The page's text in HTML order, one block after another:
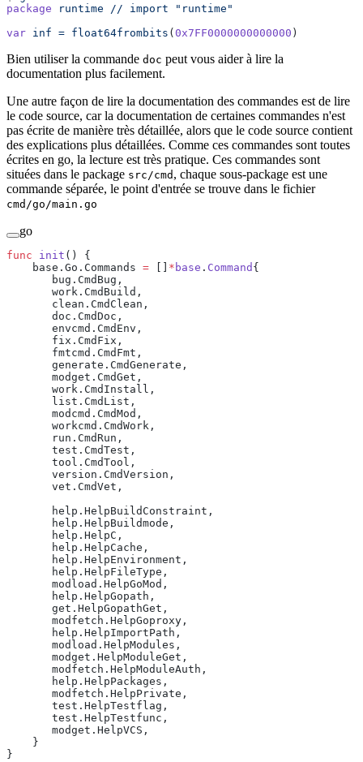
package runtime // import "runtime"
var inf = float64frombits ( 0x7FF0000000000000 )
Bien utiliser la commande doc peut vous aider à lire la
documentation plus facilement.
Une autre façon de lire la documentation des commandes est de lire
le code source, car la documentation de certaines commandes n'est
pas écrite de manière très détaillée, alors que le code source contient
des explications plus détaillées. Comme ces commandes sont toutes
écrites en go, la lecture est très pratique. Ces commandes sont
situées dans le package src/cmd , chaque sous-package est une
commande séparée, le point d'entrée se trouve dans le fichier
cmd/go/main.go
go
func init () {
    base.Go.Commands
= * base . Command {
       bug.CmdBug,
       work.CmdBuild,
       clean.CmdClean,
       doc.CmdDoc,
       envcmd.CmdEnv,
       fix.CmdFix,
       fmtcmd.CmdFmt,
       generate.CmdGenerate,
       modget.CmdGet,
       work.CmdInstall,
       list.CmdList,
       modcmd.CmdMod,
       workcmd.CmdWork,
       run.CmdRun,
       test.CmdTest,
       tool.CmdTool,
       version.CmdVersion,
       vet.CmdVet,
       help.HelpBuildConstraint,
       help.HelpBuildmode,
       help.HelpC,
       help.HelpCache,
       help.HelpEnvironment,
       help.HelpFileType,
       modload.HelpGoMod,
       help.HelpGopath,
       get.HelpGopathGet,
       modfetch.HelpGoproxy,
       help.HelpImportPath,
       modload.HelpModules,
       modget.HelpModuleGet,
       modfetch.HelpModuleAuth,
       help.HelpPackages,
       modfetch.HelpPrivate,
       test.HelpTestflag,
       test.HelpTestfunc,
       modget.HelpVCS,
    }
}